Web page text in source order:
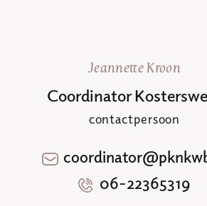
Jeannette Kroon
Coordinator
contactpersoon
06-22365319